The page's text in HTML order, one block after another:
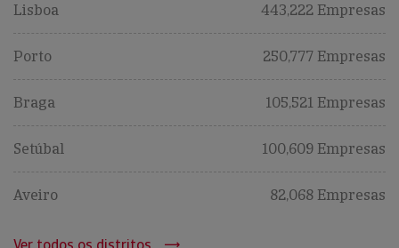
Lisboa 443,222 Empresas
Porto 250,777 Empresas
Braga 105,521 Empresas
Setúbal 100,609 Empresas
Aveiro 82,068 Empresas